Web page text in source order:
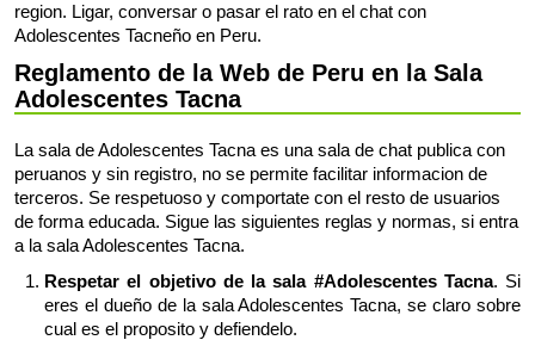
region. Ligar, conversar o pasar el rato en el chat con
Adolescentes Tacneño en Peru.
Reglamento de la Web de Peru en la Sala
Adolescentes Tacna
La sala de Adolescentes Tacna es una sala de chat publica con
peruanos y sin registro, no se permite facilitar informacion de
terceros. Se respetuoso y comportate con el resto de usuarios
de forma educada. Sigue las siguientes reglas y normas, si entra
a la sala Adolescentes Tacna.
Respetar el objetivo de la sala #Adolescentes Tacna. Si
eres el dueño de la sala Adolescentes Tacna, se claro sobre
cual es el proposito y defiendelo.